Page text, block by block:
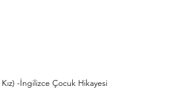
-İngilizce Çocuk Hikayesi